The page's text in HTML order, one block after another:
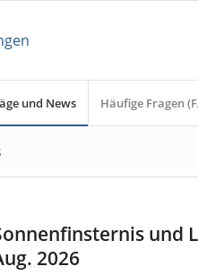
und News Häufige Fragen
und
2026